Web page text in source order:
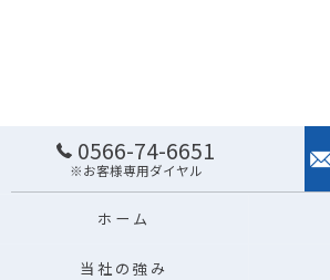
0566-74-6651
※お客様専用ダイヤル
ホーム
当社の強み